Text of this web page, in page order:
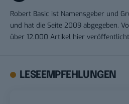
Robert Basic ist Namensgeber und
und hat die Seite 2009 abgegeben.
über 12.000 Artikel hier
LESEEMPFEHLUNGEN